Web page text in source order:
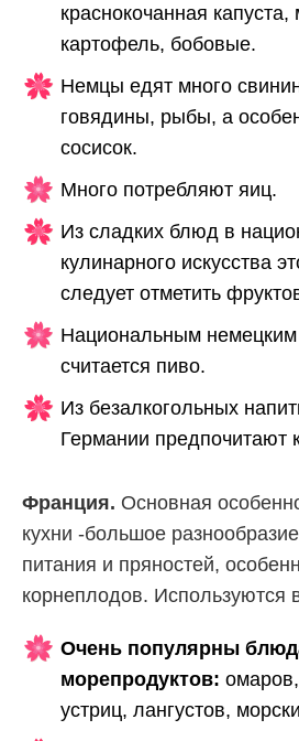
краснокочанная
картофель, бобовые.
Немцы едят много
говядины, рыбы, а
сосисок.
Много потребляют яиц.
Из сладких блюд в
кулинарного искусства
следует отметить
Национальным немецким
считается пиво.
Из безалкогольных
Германии предпочитают
Франция. Основная
кухни -большое
питания и пряностей,
корнеплодов. Используются
Очень популярны
морепродуктов:
устриц, лангустов,